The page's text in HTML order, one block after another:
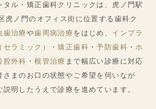
タル・矯正歯科クリニックは、虎ノ門駅
虎ノ門のオフィス街に位置する歯科ク
歯治療や歯周病治療をはじめ、 インプラ
ラミック） ・矯正歯科 ・予防歯科 ・ ホ
腔外科 ・根管治療 まで幅広い診療に対応
さまのお口の状態やご希望を伺いなが
明したうえで診療を進めています。